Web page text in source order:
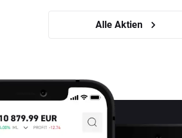
Alle Aktien